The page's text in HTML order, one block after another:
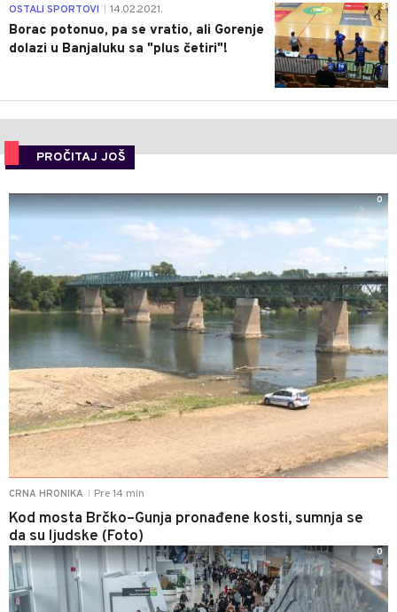
3
OSTALI SPORTOVI 14.02.2021.
Borac potonuo, pa se vratio, ali Gorenje
dolazi u Banjaluku sa "plus četiri"!
PROČITAJ JOŠ
CRNA HRONIKA Pre 14 min
Kod mosta Brčko–Gunja pronađene kosti, sumnja se
da su ljudske (Foto)
0
0